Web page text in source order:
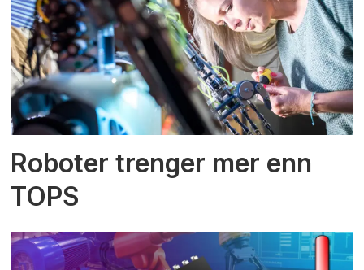
Roboter trenger mer enn
TOPS